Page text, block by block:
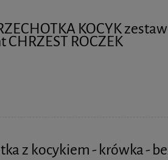
KOCYK zestaw
CHRZEST ROCZEK
z kocykiem - krówka -